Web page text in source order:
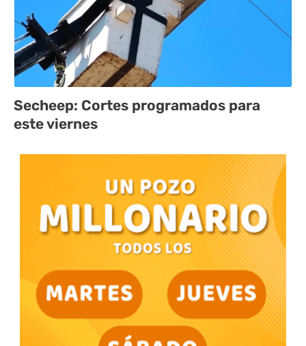
Secheep: Cortes programados para
este viernes